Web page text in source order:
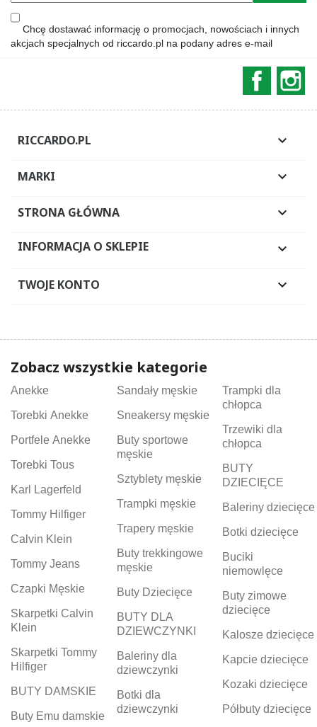
Chcę dostawać informację o promocjach, nowościach i innych
akcjach specjalnych od riccardo.pl na podany adres e-mail
RICCARDO.PL 
MARKI 
STRONA GŁÓWNA 
INFORMACJA O SKLEPIE 
TWOJE KONTO 
Zobacz wszystkie kategorie
Anekke
Torebki Anekke
Portfele Anekke
Torebki Tous
Karl Lagerfeld
Tommy Hilfiger
Calvin Klein
Tommy Jeans
Czapki Męskie
Skarpetki Calvin
Klein
Skarpetki Tommy
Hilfiger
BUTY DAMSKIE
Buty Emu damskie
Sandały męskie
Sneakersy męskie
Buty sportowe
męskie
Sztyblety męskie
Trampki męskie
Trapery męskie
Buty trekkingowe
męskie
Buty Dziecięce
BUTY DLA
DZIEWCZYNKI
Baleriny dla
dziewczynki
Botki dla
dziewczynki
Trampki dla
chłopca
Trzewiki dla
chłopca
BUTY
DZIECIĘCE
Baleriny dziecięce
Botki dziecięce
Buciki
niemowlęce
Buty zimowe
dziecięce
Kalosze dziecięce
Kapcie dziecięce
Kozaki dziecięce
Półbuty dziecięce